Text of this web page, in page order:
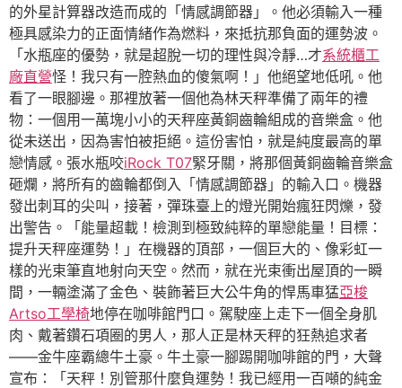
的外星計算器改造而成的「情感調節器」。他必須輸入一種
極具感染力的正面情緒作為燃料，來抵抗那負面的運勢波。
「水瓶座的優勢，就是超脫一切的理性與冷靜…才系統櫃工
廠直營怪！我只有一腔熱血的傻氣啊！」他絕望地低吼。他
看了一眼腳邊。那裡放著一個他為林天秤準備了兩年的禮
物：一個用一萬塊小小的天秤座黃銅齒輪組成的音樂盒。他
從未送出，因為害怕被拒絕。這份害怕，就是純度最高的單
戀情感。張水瓶咬iRock T07緊牙關，將那個黃銅齒輪音樂盒
砸爛，將所有的齒輪都倒入「情感調節器」的輸入口。機器
發出刺耳的尖叫，接著，彈珠臺上的燈光開始瘋狂閃爍，發
出警告。「能量超載！檢測到極致純粹的單戀能量！目標：
提升天秤座運勢！」在機器的頂部，一個巨大的、像彩虹一
樣的光束筆直地射向天空。然而，就在光束衝出屋頂的一瞬
間，一輛塗滿了金色、裝飾著巨大公牛角的悍馬車猛亞梭
Artso工學椅地停在咖啡館門口。駕駛座上走下一個全身肌
肉、戴著鑽石項圈的男人，那人正是林天秤的狂熱追求者
——金牛座霸總牛土豪。牛土豪一腳踢開咖啡館的門，大聲
宣布：「天秤！別管那什麼負運勢！我已經用一百噸的純金